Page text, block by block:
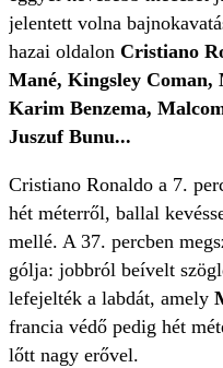
jelentett volna
hazai oldalon Cristiano
Mané, Kingsley Coman,
Karim Benzema,
Juszuf Bunu...
Cristiano Ronaldo a 7.
hét méterről, ballal
mellé. A 37. percben
gólja: jobbról beívelt
lefejelték a labdát, amely
francia védő pedig hét
lőtt nagy erővel.